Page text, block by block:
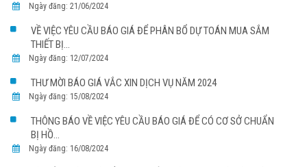
Ngày đăng: 21/06/2024
VỀ VIỆC YÊU CẦU BÁO GIÁ ĐỂ PHÂN BỔ DỰ TOÁN MUA SẮM
THIẾT BỊ...
Ngày đăng: 12/07/2024
THƯ MỜI BÁO GIÁ VẮC XIN DỊCH VỤ NĂM 2024
Ngày đăng: 15/08/2024
THÔNG BÁO VỀ VIỆC YÊU CẦU BÁO GIÁ ĐỂ CÓ CƠ SỞ CHUẨN
BỊ HỒ...
Ngày đăng: 16/08/2024